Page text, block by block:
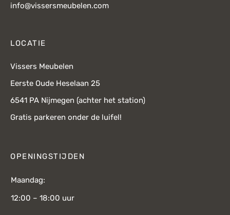
info@vissersmeubelen.com
LOCATIE
Vissers Meubelen
Eerste Oude Heselaan 25
6541 PA Nijmegen (achter het station)
Gratis parkeren onder de luifel!
OPENINGSTIJDEN
Maandag:
12:00 – 18:00 uur